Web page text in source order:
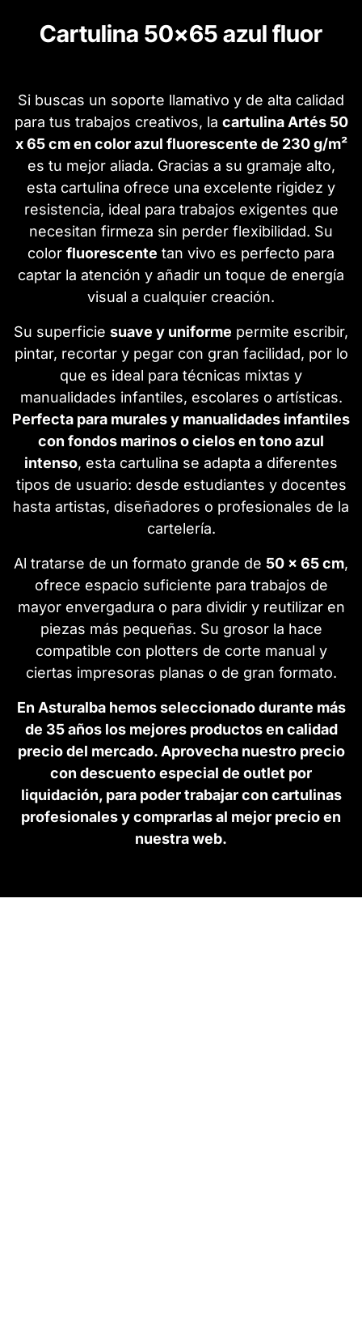
Cartulina 50x65 azul fluor
Si buscas un soporte llamativo y de alta calidad
para tus trabajos creativos, la cartulina Artés 50
x 65 cm en color azul fluorescente de 230 g/m²
es tu mejor aliada. Gracias a su gramaje alto,
esta cartulina ofrece una excelente rigidez y
resistencia, ideal para trabajos exigentes que
necesitan firmeza sin perder flexibilidad. Su
color fluorescente tan vivo es perfecto para
captar la atención y añadir un toque de energía
visual a cualquier creación.
Su superficie suave y uniforme permite escribir,
pintar, recortar y pegar con gran facilidad, por lo
que es ideal para técnicas mixtas y
manualidades infantiles, escolares o artísticas.
Perfecta para murales y manualidades infantiles
con fondos marinos o cielos en tono azul
intenso, esta cartulina se adapta a diferentes
tipos de usuario: desde estudiantes y docentes
hasta artistas, diseñadores o profesionales de la
cartelería.
Al tratarse de un formato grande de 50 x 65 cm,
ofrece espacio suficiente para trabajos de
mayor envergadura o para dividir y reutilizar en
piezas más pequeñas. Su grosor la hace
compatible con plotters de corte manual y
ciertas impresoras planas o de gran formato.
En Asturalba hemos seleccionado durante más
de 35 años los mejores productos en calidad
precio del mercado. Aprovecha nuestro precio
con descuento especial de outlet por
liquidación, para poder trabajar con cartulinas
profesionales y comprarlas al mejor precio en
nuestra web.